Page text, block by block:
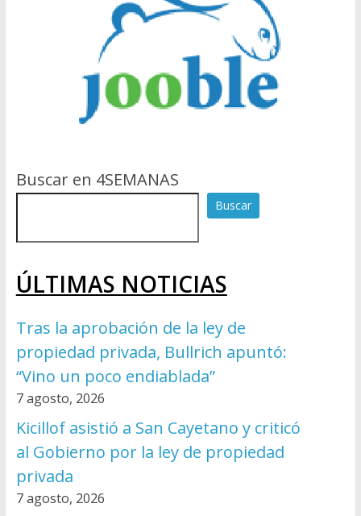
Buscar en 4SEMANAS
Buscar
ÚLTIMAS NOTICIAS
Tras la aprobación de la ley de
propiedad privada, Bullrich apuntó:
“Vino un poco endiablada”
7 agosto, 2026
Kicillof asistió a San Cayetano y criticó
al Gobierno por la ley de propiedad
privada
7 agosto, 2026